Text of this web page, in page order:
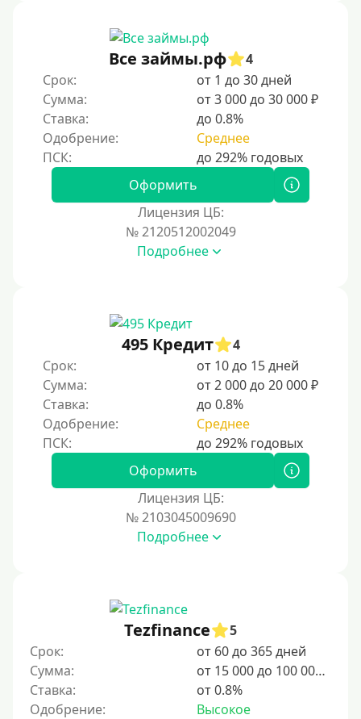
Онлайн круглосуточно
На карту круглосуточно
24/7
Деньги в долг
В долг на карту
Срок
10 дней
2 недели
15 дней
20 дней
30 дней без процентов
100 дней
4 месяца
5 месяцев
Все займы.рф
4
Срок:
от 1 до 30 дней
Сумма:
от 3 000 до 30 000 ₽
Ставка:
до 0.8%
Одобрение:
Среднее
Оформить
Лицензия ЦБ:
№ 2120512002049
Подробнее
495 Кредит
4
Срок:
от 10 до 15 дней
Сумма:
от 2 000 до 20 000 ₽
Ставка:
до 0.8%
Одобрение:
Среднее
Оформить
Лицензия ЦБ:
№ 2103045009690
Подробнее
Tezfinance
5
Срок:
от 60 до 365 дней
Сумма:
от 15 000 до 100 000 ₽
Ставка:
от 0.8%
Одобрение:
Высокое